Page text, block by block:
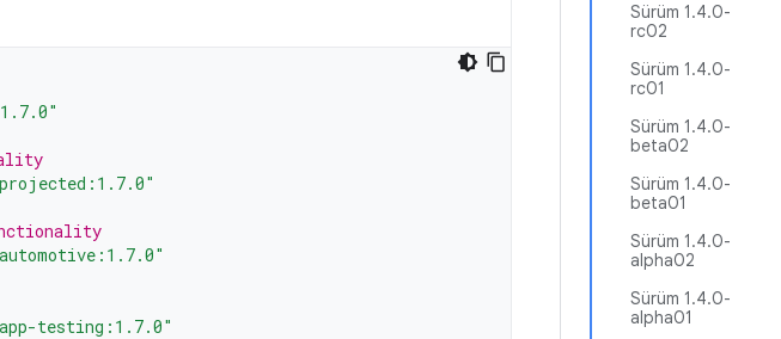
Sürüm 1.4.0-
rc02
Sürüm 1.4.0-
rc01
Sürüm 1.4.0-
beta02
Sürüm 1.4.0-
beta01
Sürüm 1.4.0-
alpha02
Sürüm 1.4.0-
alpha01
testing:1.7.0"